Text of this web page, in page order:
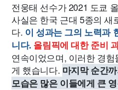
전웅태 선수가 2021 도쿄
사실은 한국 근대 5종의 새
다. 이 성과는 그의 노력과
니다. 올림픽에 대한 준비
연속이었으며, 이러한 경
게 했습니다. 마지막 순간
모습은 많은 이들에게 큰